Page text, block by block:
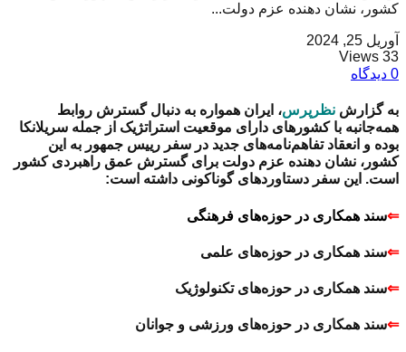
کشور، نشان دهنده عزم دولت...
آوریل 25, 2024
33 Views
0 دیدگاه
به گزارش نظرپرس، ایران همواره به دنبال گسترش روابط
همه‌جانبه با کشورهای دارای موقعیت استراتژیک از جمله سریلانکا
بوده و انعقاد تفاهم‌نامه‌های جدید در سفر رییس جمهور به این
کشور، نشان دهنده عزم دولت برای گسترش عمق راهبردی کشور
است. این سفر دستاوردهای گوناکونی داشته است:
⇐سند همکاری در حوزه‌های فرهنگی
⇐سند همکاری در حوزه‌های علمی
⇐سند همکاری در حوزه‌های تکنولوژیک
⇐سند همکاری در حوزه‌های ورزشی و جوانان